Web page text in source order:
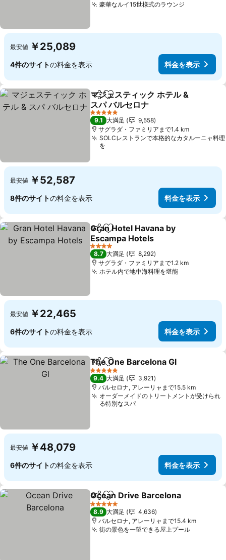
豪華なルイ15世様式のラウンジ
最安値 ￥25,089
4件のサイトの料金を表示 料金を表示
シェアお気に入りに追加
マジェスティック ホテル &
スパ バルセロナ
料金を表示
5 ホテルのランク
9.1 大満足
9,558
サグラダ・ファミリアまで1.4 km
SOLCレストランで本格的なカタルーニャ料理
を
最安値 ￥52,587
8件のサイトの料金を表示 料金を表示
シェアお気に入りに追加
Gran Hotel Havana by
Escampa Hotels
料金を表示
4 ホテルのランク
8.7 大満足
8,292
サグラダ・ファミリアまで1.2 km
ホテル内で地中海料理を堪能料金を表示
最安値 ￥22,465
6件のサイトの料金を表示 料金を表示
シェアお気に入りに追加
The One Barcelona Gl
5 ホテルのランク
9.4 大満足
3,921
バルセロナ, アレーリャまで15.5 km
オーダーメイドのトリートメントが受けられ
る特別なスパ
最安値 ￥48,079
6件のサイトの料金を表示 料金を表示
シェアお気に入りに追加
Ocean Drive Barcelona
5 ホテルのランク
8.9 大満足
4,636
バルセロナ, アレーリャまで15.4 km
街の景色を一望できる屋上プール料金を表